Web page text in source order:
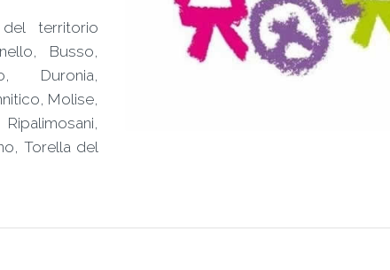
territorio
Busso,
Duronia,
Molise,
Torella del